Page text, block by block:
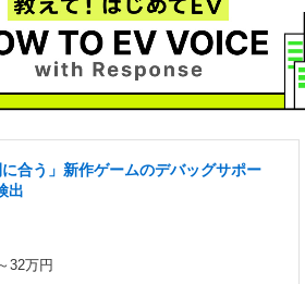
合う」新作ゲームのデバッグサポー
出
32万円